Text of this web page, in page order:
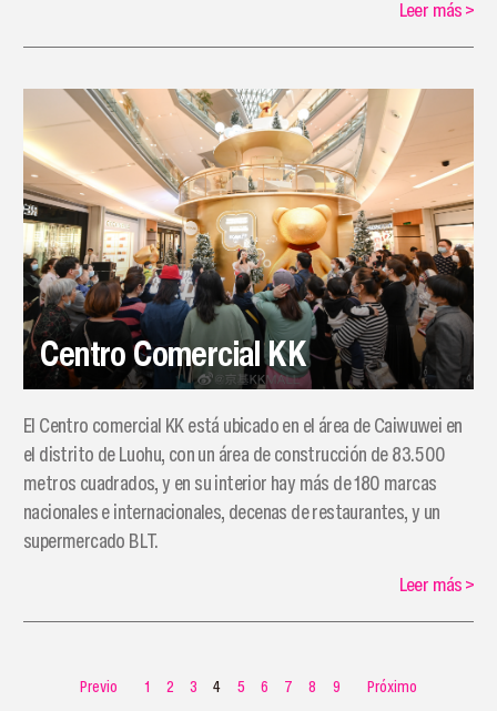
Leer más>
Centro Comercial KK
El Centro comercial KK está ubicado en el área de Caiwuwei en
el distrito de Luohu, con un área de construcción de 83.500
metros cuadrados, y en su interior hay más de 180 marcas
nacionales e internacionales, decenas de restaurantes, y un
supermercado BLT.
Leer más>
Previo 1 2 3 4 5 6 7 8 9 Próximo